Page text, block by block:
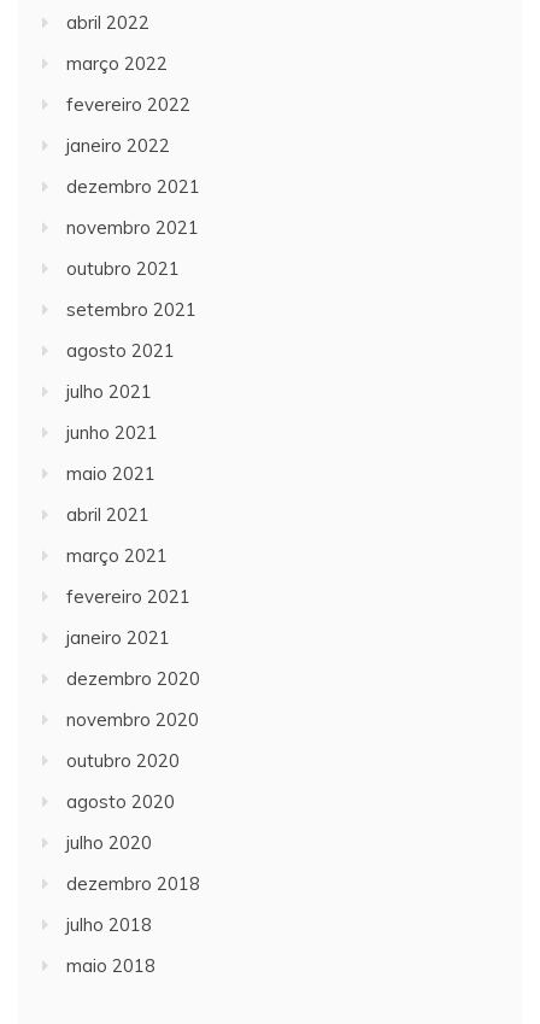
abril 2022
março 2022
fevereiro 2022
janeiro 2022
dezembro 2021
novembro 2021
outubro 2021
setembro 2021
agosto 2021
julho 2021
junho 2021
maio 2021
abril 2021
março 2021
fevereiro 2021
janeiro 2021
dezembro 2020
novembro 2020
outubro 2020
agosto 2020
julho 2020
dezembro 2018
julho 2018
maio 2018